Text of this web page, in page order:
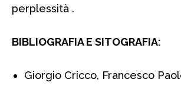
perplessità .
BIBLIOGRAFIA E SITOGRAFIA:
Giorgio Cricco, Francesco